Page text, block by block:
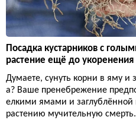
Посадка кустарников с
растение ещё до укоренения
Думаете, сунуть корни в яму и
а? Ваше пренебрежение
елкими ямами и заглублённой
растению мучительную